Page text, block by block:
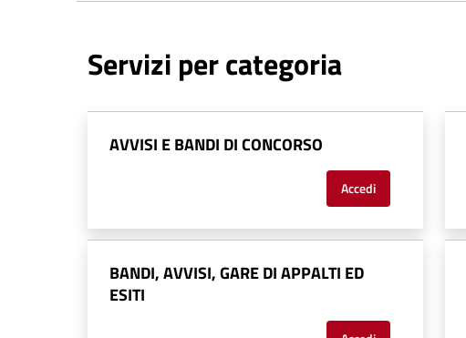
Servizi per categoria
AVVISI E BANDI DI CONCORSO
Accedi
BANDI, AVVISI, GARE DI APPALTI ED
ESITI